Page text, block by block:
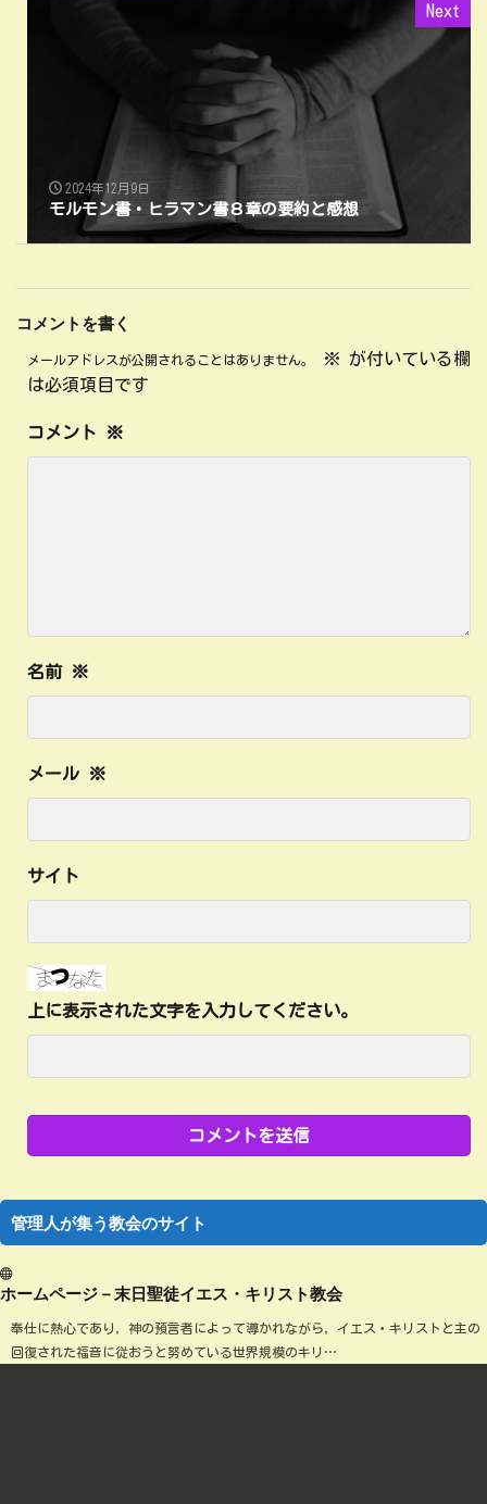
Next
2024年12月9日
モルモン書・ヒラマン書８章の要約と感想
コメントを書く
メールアドレスが公開されることはありません。 ※ が付いている欄
は必須項目です
コメント ※
名前 ※
メール ※
サイト
上に表示された文字を入力してください。
管理人が集う教会のサイト
ホームページ－末日聖徒イエス・キリスト教会
奉仕に熱心であり，神の預言者によって導かれながら，イエス・キリストと主の
回復された福音に従おうと努めている世界規模のキリ…